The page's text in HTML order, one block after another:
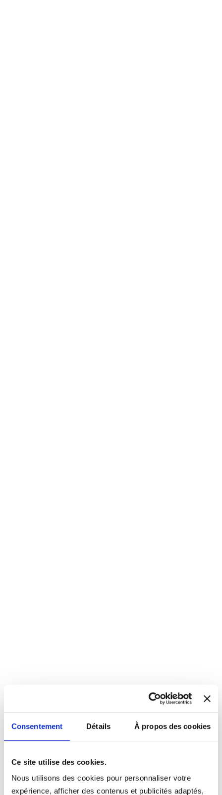
Consentement Détails À propos des cookies
Ce site utilise des cookies.
Nous utilisons des cookies pour personnaliser votre
expérience, afficher des contenus et publicités adaptés,